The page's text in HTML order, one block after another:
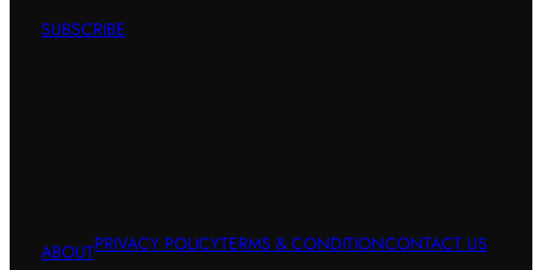
SUBSCRIBE
ABOUTPRIVACY POLICYTERMS & CONDITIONCONTACT US